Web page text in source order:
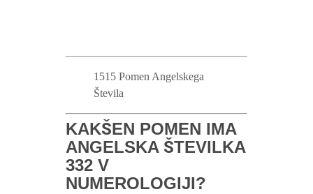
1515 Pomen Angelskega
Števila
KAKŠEN POMEN IMA
ANGELSKA ŠTEVILKA
332 V
NUMEROLOGIJI?